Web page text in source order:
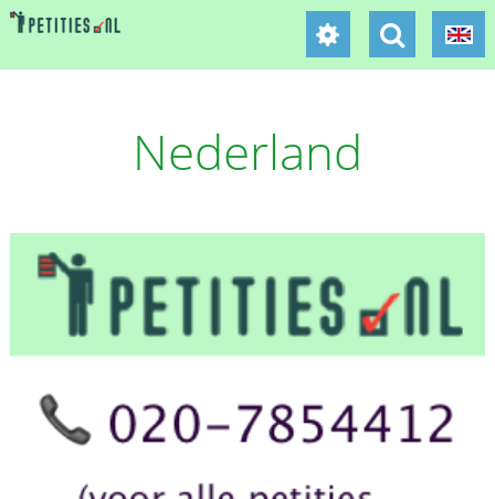
Nederland